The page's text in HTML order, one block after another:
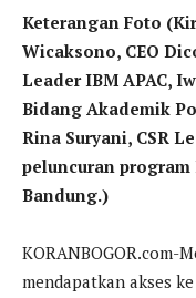
Keterangan Foto
Wicaksono, CEO
Leader IBM APAC,
Bidang Akademik
Rina Suryani, CSR
peluncuran
Bandung.)
KORANBOGOR.com-
mendapatkan akses